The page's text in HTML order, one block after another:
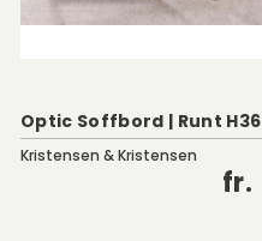
Optic Soffbord | Runt H36
Kristensen & Kristensen
fr.